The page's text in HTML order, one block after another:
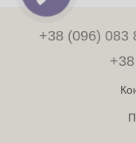
+38 (096) 083